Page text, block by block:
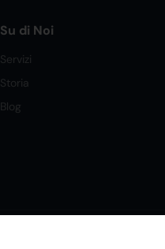
Su di Noi
Servizi
Storia
Blog